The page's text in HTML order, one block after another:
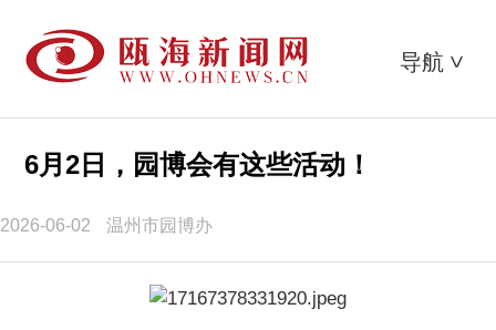
导航 >
6月2日，园博会有这些活动！
2026-06-02 温州市园博办